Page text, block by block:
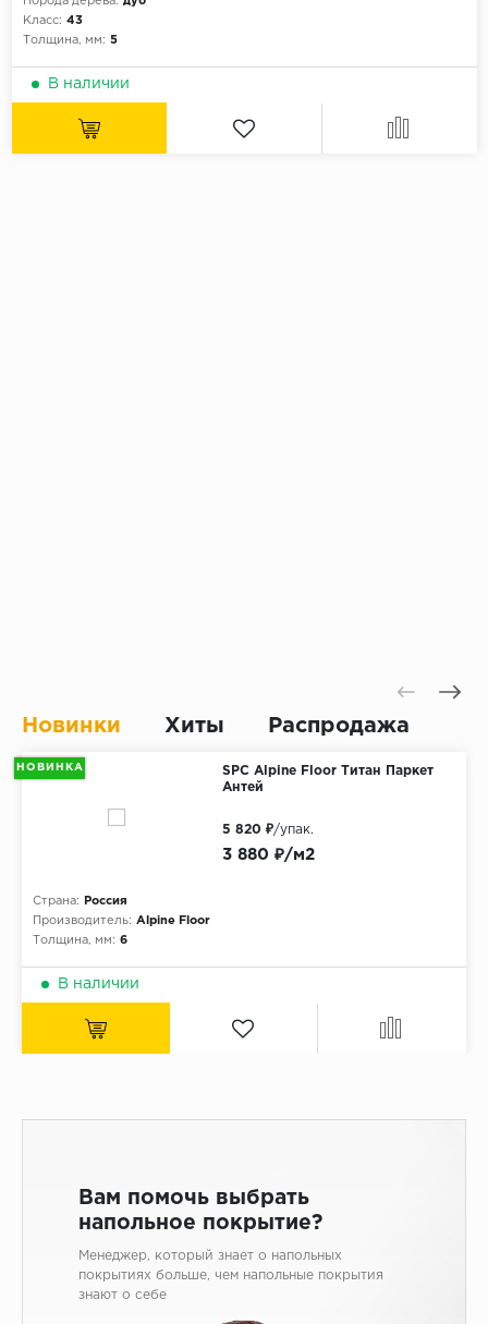
Класс: 43
Толщина, мм: 5
В наличии
Новинки Хиты Распродажа
НОВИНКА
SPC Alpine Floor Титан Паркет
Антей
Страна:
Россия
Производитель: Alpine Floor
Толщина, мм: 6
3 880 ₽/м2
5 820 ₽/упак.
В наличии
Вам помочь выбрать
напольное покрытие?
Менеджер, который знает о напольных
покрытиях больше, чем напольные покрытия
знают о себе